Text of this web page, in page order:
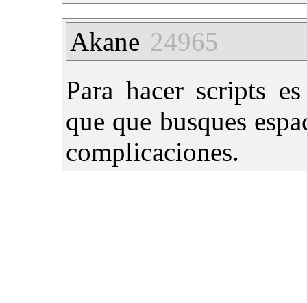
Akane 24965
Para hacer scripts
que que busques
complicaciones.